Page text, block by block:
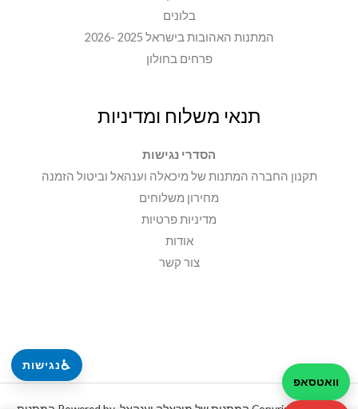
♿נגישות
בלונים
המתנות האהובות בישראל 2025 -2026
פרחים בחולון
תנאי משלוח ומדיניות
הסדרי נגישות
תקנון החברה המתנות של מיכאלה וענהאל וביטול הזמנה
מחירון משלוחים
מדיניות פרטיות
אודות
צור קשר
וואטסאפ